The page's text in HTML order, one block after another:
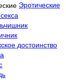
Эротические
достоинство